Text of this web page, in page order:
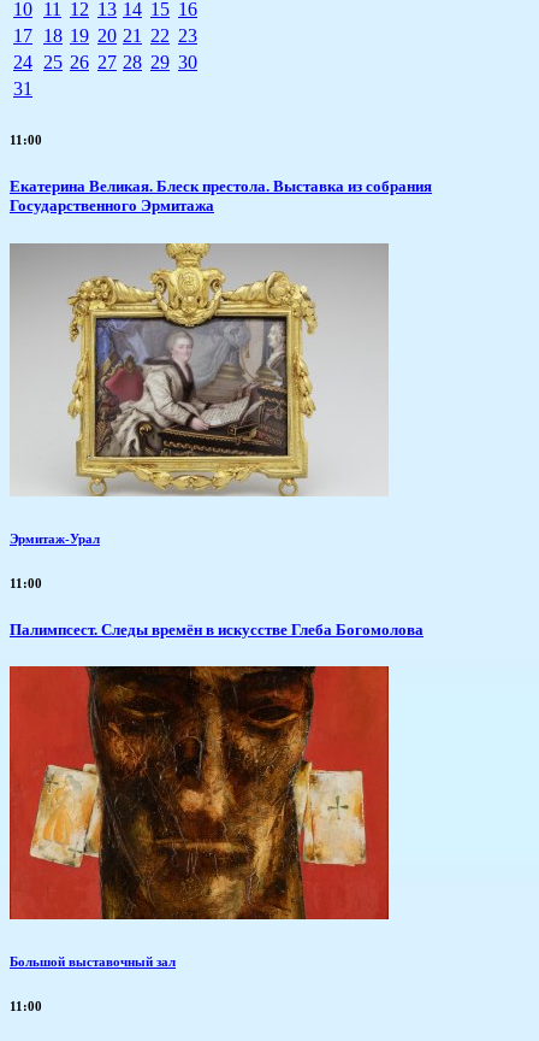
10 11 12 13 14 15 16
17 18 19 20 21 22 23
24 25 26 27 28 29 30
31
11:00
Екатерина Великая. Блеск престола. Выставка из собрания
Государственного Эрмитажа
Эрмитаж-Урал
11:00
Палимпсест. Следы времён в искусстве Глеба Богомолова
Большой выставочный зал
11:00